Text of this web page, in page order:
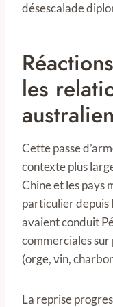
désescalade
les
Cette passe
contexte plus
Chine et les pays
particulier depuis
avaient conduit
commerciales
(orge, vin,
La reprise